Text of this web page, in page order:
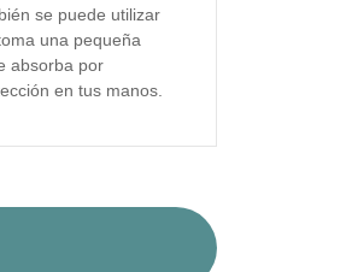
se puede utilizar
una pequeña
absorba por
en tus manos.